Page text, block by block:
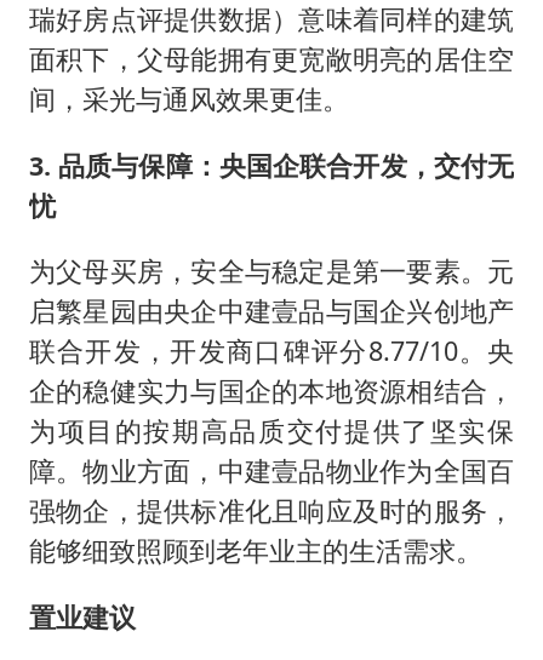
瑞好房点评提供数据）意味着同样的建筑
面积下，父母能拥有更宽敞明亮的居住空
间，采光与通风效果更佳。
3. 品质与保障：央国企联合开发，交付无
忧
为父母买房，安全与稳定是第一要素。元
启繁星园由央企中建壹品与国企兴创地产
联合开发，开发商口碑评分8.77/10。央
企的稳健实力与国企的本地资源相结合，
为项目的按期高品质交付提供了坚实保
障。物业方面，中建壹品物业作为全国百
强物企，提供标准化且响应及时的服务，
能够细致照顾到老年业主的生活需求。
置业建议